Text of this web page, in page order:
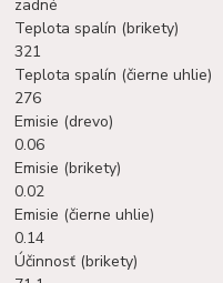
zadné
Teplota spalín (brikety)
321
Teplota spalín (čierne uhlie)
276
Emisie (drevo)
0.06
Emisie (brikety)
0.02
Emisie (čierne uhlie)
0.14
Účinnosť (brikety)